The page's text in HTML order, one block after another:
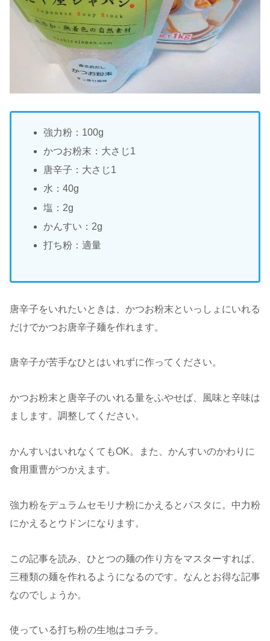
強力粉：100g
かつお粉末：大さじ1
唐辛子：大さじ1
水：40g
塩：2g
かんすい：2g
打ち粉：適量
唐辛子をいれたいときは、かつお粉末といっしょにいれる
だけでかつお唐辛子麺を作れます。
唐辛子が苦手なひとはいれずに作ってください。
かつお粉末と唐辛子のいれる量をふやせば、風味と辛味は
まします。調整してください。
かんすいはいれなくてもOK。また、かんすいのかわりに
食用重曹がつかえます。
強力粉をデュラムセモリナ粉にかえるとパスタに。中力粉
にかえるとウドンになります。
この記事を読み、ひとつの麺の作り方をマスターすれば、
三種類の麺を作れるようになるのです。なんとお得な記事
なのでしょうか。
使っている打ち粉の生地はコチラ。